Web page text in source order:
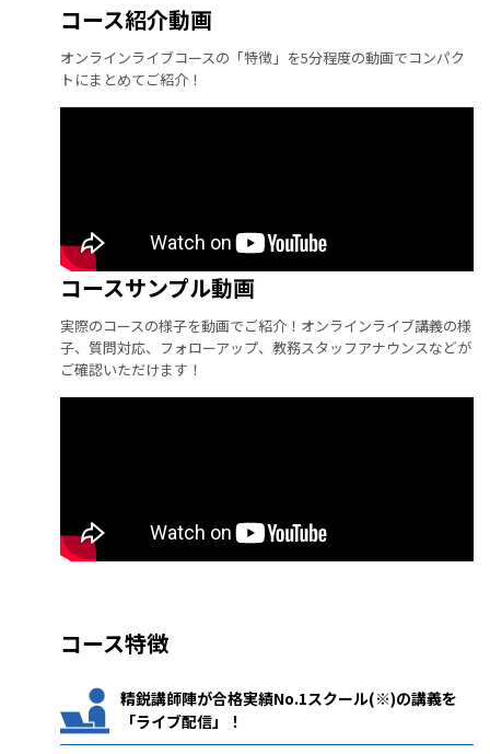
コース紹介動画
オンラインライブコースの「特徴」を5分程度の動画でコンパク
トにまとめてご紹介！
コースサンプル動画
実際のコースの様子を動画でご紹介！オンラインライブ講義の様
子、質問対応、フォローアップ、教務スタッフアナウンスなどが
ご確認いただけます！
コース特徴
精鋭講師陣が合格実績No.1スクール(※)の講義を
「ライブ配信」！